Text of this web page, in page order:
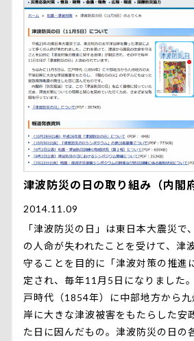
津波防災の日の取り組み（内閣
2014.11.09
「津波防災の日」は東日本大震災で
の人命が失われたことを受けて、津
守ることを目的に「津波対策の推進
定され、毎年11月5日になりました
戸時代（1854年）に中部地方から
岸に大きな津波被害をもたらした安
た日に因んだもの。津波防災の日の